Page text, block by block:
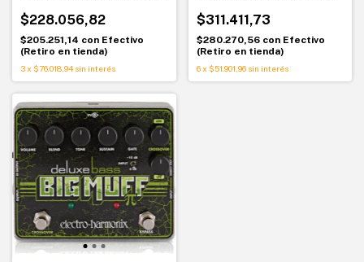
$228.056,82
$205.251,14 con Efectivo
(Retiro en tienda)
3x $76.018,94 sin interés
salvajes definidos
$311.411,73
$280.270,56 con Efectivo
(Retiro en tienda)
6 x $51.901,96 sin interés